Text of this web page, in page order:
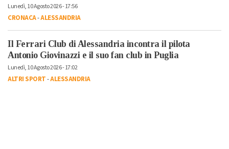
Lunedì, 10 Agosto 2026 - 17:56
CRONACA-ALESSANDRIA
Il Ferrari Club di Alessandria incontra il pilota
Antonio Giovinazzi e il suo fan club in Puglia
Lunedì, 10 Agosto 2026 - 17:02
ALTRI SPORT-ALESSANDRIA